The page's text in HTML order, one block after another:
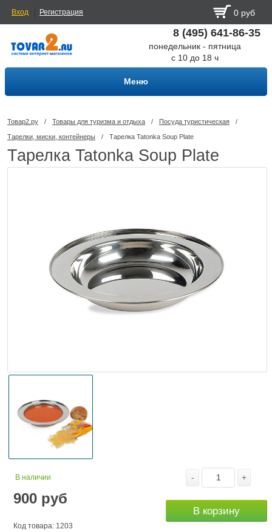
Вход Регистрация 0 руб
8 (495) 641-86-35
понедельник - пятница
с 10 до 18 ч
Меню
Товар2.ру / Товары для туризма и отдыха / Посуда туриcтическая /
Тарелки, миски, контейнеры / Тарелка Tatonka Soup Plate
Тарелка Tatonka Soup Plate
В наличии
900 руб
Код товара: 1203
- +
В корзину